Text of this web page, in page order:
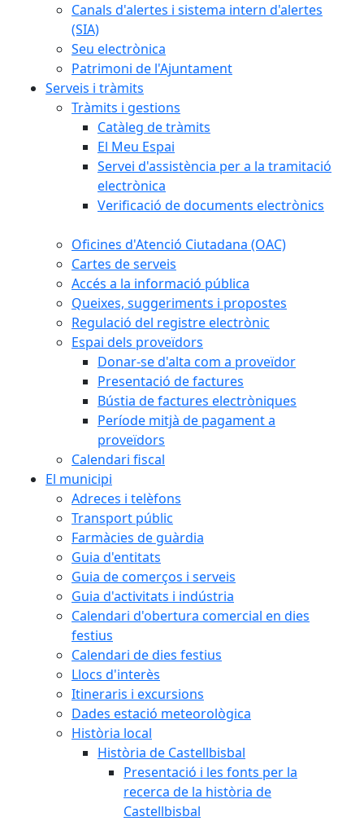
Canals d'alertes i sistema intern d'alertes
(SIA)
Seu electrònica
Patrimoni de l'Ajuntament
Serveis i tràmits
Tràmits i gestions
Catàleg de tràmits
El Meu Espai
Servei d'assistència per a la tramitació
electrònica
Verificació de documents electrònics
Oficines d'Atenció Ciutadana (OAC)
Cartes de serveis
Accés a la informació pública
Queixes, suggeriments i propostes
Regulació del registre electrònic
Espai dels proveïdors
Donar-se d'alta com a proveïdor
Presentació de factures
Bústia de factures electròniques
Període mitjà de pagament a
proveïdors
Calendari fiscal
El municipi
Adreces i telèfons
Transport públic
Farmàcies de guàrdia
Guia d'entitats
Guia de comerços i serveis
Guia d'activitats i indústria
Calendari d'obertura comercial en dies
festius
Calendari de dies festius
Llocs d'interès
Itineraris i excursions
Dades estació meteorològica
Història local
Història de Castellbisbal
Presentació i les fonts per la
recerca de la història de
Castellbisbal